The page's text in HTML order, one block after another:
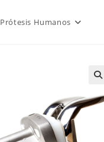
Prótesis Humanos